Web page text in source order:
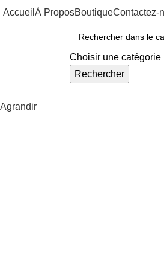
Accueil À ProposBoutiqueContactez-
Choisir une catégorie
Rechercher
Agrandir